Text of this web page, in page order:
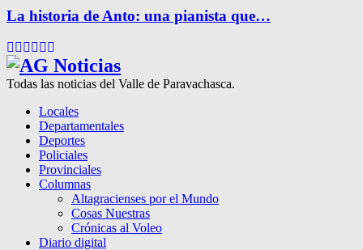
La historia de Anto: una pianista que…
Facebook
Twitter
Instagram
Pinterest
Google
Todas las noticias del Valle de Paravachasca.
Locales
Departamentales
Deportes
Policiales
Provinciales
Columnas
Altagracienses por el Mundo
Cosas Nuestras
Crónicas al Voleo
Diario digital